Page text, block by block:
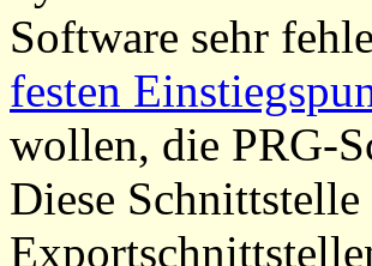
Software sehr
festen
wollen, die PRG-
Diese